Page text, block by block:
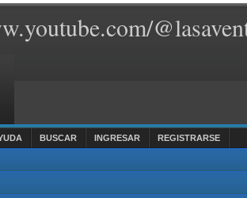
BUSCAR INGRESAR REGISTRARSE